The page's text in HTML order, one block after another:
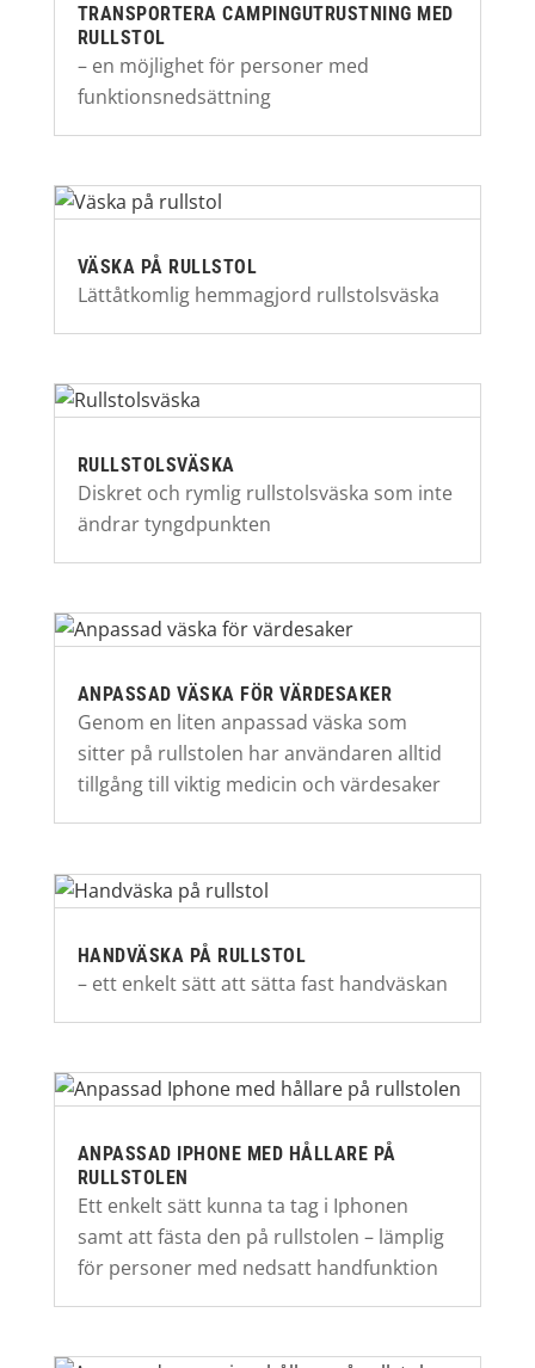
TRANSPORTERA CAMPINGUTRUSTNING MED
RULLSTOL
– en möjlighet för personer med
funktionsnedsättning
VÄSKA PÅ RULLSTOL
Lättåtkomlig hemmagjord rullstolsväska
RULLSTOLSVÄSKA
Diskret och rymlig rullstolsväska som inte
ändrar tyngdpunkten
ANPASSAD VÄSKA FÖR VÄRDESAKER
Genom en liten anpassad väska som
sitter på rullstolen har användaren alltid
tillgång till viktig medicin och värdesaker
HANDVÄSKA PÅ RULLSTOL
– ett enkelt sätt att sätta fast handväskan
ANPASSAD IPHONE MED HÅLLARE PÅ
RULLSTOLEN
Ett enkelt sätt kunna ta tag i Iphonen
samt att fästa den på rullstolen – lämplig
för personer med nedsatt handfunktion